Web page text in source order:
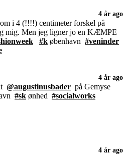
4 år ago
i 4 (!!!!) centimeter forskel på
mig. Men jeg ligner jo en KÆMPE
#k øbenhavn #veninder
4 år ago
@augustinusbader på Gemyse
#sk ønhed #socialworks
4 år ago